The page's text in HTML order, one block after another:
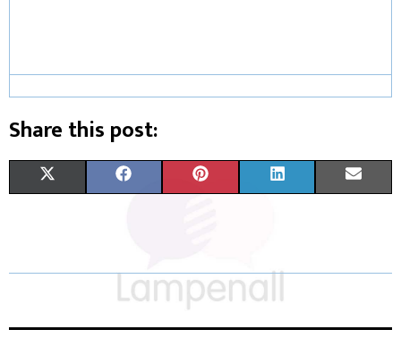
Share this post:
W E
B
T
E
K I